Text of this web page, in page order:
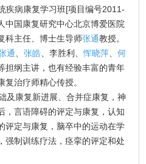
疾病康复学习班[项目编号2011-
中国康复研究中心北京博爱医院
科主任、博士生导师张通教授。
通 、张皓 、李胜利、恽晓萍 、何
担纲主讲，也有经验丰富的青年
治疗师精心传授。
及康复新进展、合并症康复，神
，言语障碍的评定与康复，认知
评定与康复，脑卒中的运动在学
强制训练疗法，痉挛的评定和处